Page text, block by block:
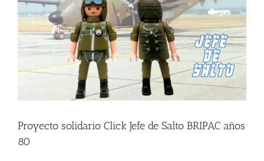
de
Salto
BRIPAC
años
80
más
grande
Proyecto solidario Click Jefe de Salto BRIPAC años
80